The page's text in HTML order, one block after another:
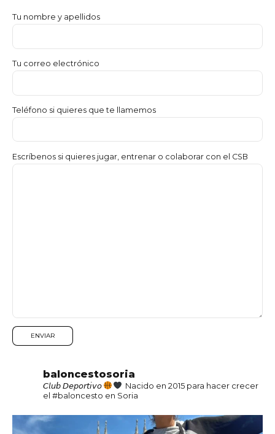
Tu nombre y apellidos
Tu correo electrónico
Teléfono si quieres que te llamemos
Escríbenos si quieres jugar, entrenar o colaborar con el CSB
baloncestosoria
𝘊𝘭𝘶𝘣 𝘋𝘦𝘱𝘰𝘳𝘵𝘪𝘷𝘰
Nacido en 2015 para hacer crecer
el #baloncesto en Soria